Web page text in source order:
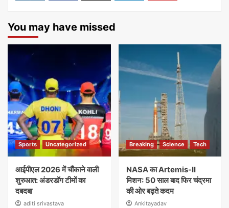
You may have missed
Sports Uncategorized
आईपीएल 2026 में चौंकाने वाली
शुरुआत: अंडरडॉग टीमों का
दबदबा
aditi srivastava
Breaking Science Tech
NASA का Artemis-II
मिशन: 50 साल बाद फिर चंद्रमा
की ओर बढ़ते कदम
Ankitayadav